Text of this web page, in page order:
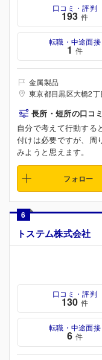
口コミ・評判
193 件
転職・中途面接
1 件
金属製品
東京都目黒区大橋2
長所・短所の口コミ
自分で考えて行動する
付けは必要ですが、周
みようと思えます。
フォロー
6
トステム株式会社
口コミ・評判
130 件
転職・中途面接
6 件